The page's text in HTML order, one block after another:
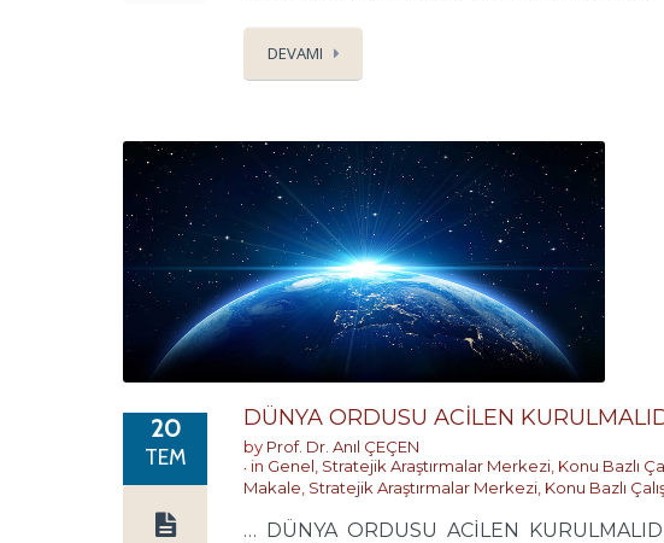
DEVAMI
20
TEM
DÜNYA ORDUSU ACİLEN
by Prof. Dr. Anıl ÇEÇEN
in Genel Stratejik Araştırmalar Merkezi Konu Bazlı
Makale Stratejik Araştırmalar Merkezi Konu Bazlı
… DÜNYA ORDUSU ACİLEN